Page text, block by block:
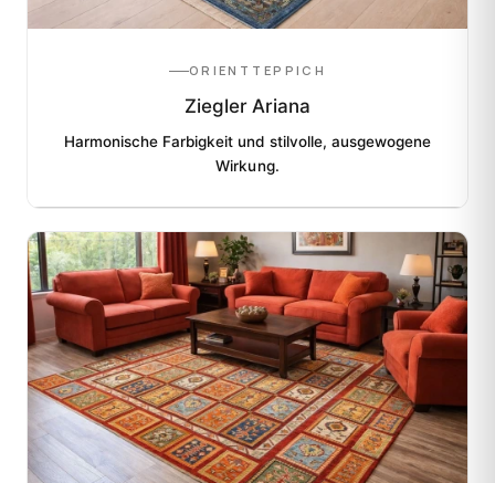
ORIENTTEPPICH
Ziegler Ariana
Harmonische Farbigkeit und stilvolle, ausgewogene
Wirkung.